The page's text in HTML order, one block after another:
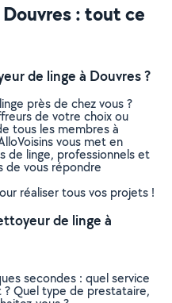
: tout ce
de linge à Douvres ?
près de chez vous ?
de votre choix ou
tous les membres à
vous met en
de linge, professionnels et
de vous répondre
réaliser tous vos projets !
de linge à
secondes : quel service
? Quel type de prestataire,